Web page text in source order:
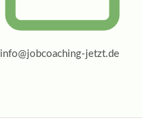
info@jobcoaching-jetzt.de